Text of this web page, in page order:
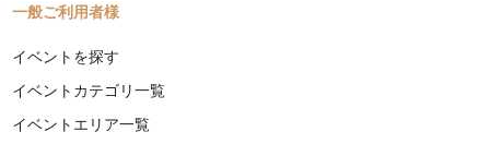
一般ご利用者様
イベントを探す
イベントカテゴリ一覧
イベントエリア一覧